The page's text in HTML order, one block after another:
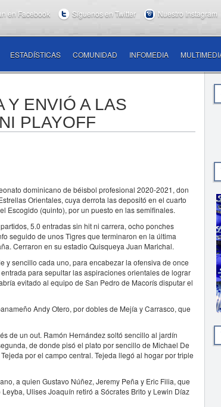
en Facebook Síguenos en Twitter Nuestro Instagram
ESTADÍSTICAS COMUNIDAD INFOMEDIA
Y ENVIÓ A LAS
PLAYOFF
dominicano de béisbol profesional 2020-2021, don
Orientales, cuya derrota las depositó en el cuarto
Escogido (quinto), por un puesto en las semifinales.
5.0 entradas sin hit ni carrera, ocho ponches
seguido de unos Tigres que terminaron en la última
Cerraron en su estadio Quisqueya Juan Marichal.
y sencillo cada uno, para encabezar la ofensiva de once
para sepultar las aspiraciones orientales de lograr
evitado al equipo de San Pedro de Macorís disputar el
Andy Otero, por dobles de Mejía y Carrasco, que
de un out. Ramón Hernández soltó sencillo al jardín
de donde pisó el plato por sencillo de Michael De
por el campo central. Tejeda llegó al hogar por triple
a quien Gustavo Núñez, Jeremy Peña y Eric Filia, que
Ulises Joaquín retiró a Sócrates Brito y Lewin Díaz